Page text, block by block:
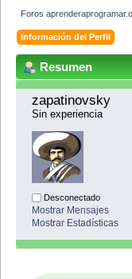
Foros
Información del Perfil
Resumen
zapatinovsky
Sin experiencia
Desconectado
Mostrar Mensajes
Mostrar Estadísticas